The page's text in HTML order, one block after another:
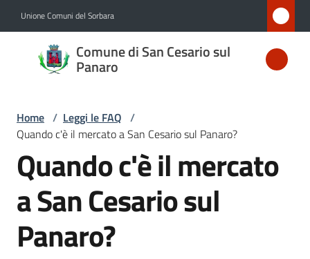
Unione Comuni del Sorbara
Comune di San Cesario sul
Panaro
Comune
di San
sul
Panaro
Amministrazione
Novità
Home / Leggi le FAQ /
Quando c'è il mercato a San Cesario sul Panaro?
Salta al contenuto
Quando c'è il mercato
a San Cesario sul
Panaro?